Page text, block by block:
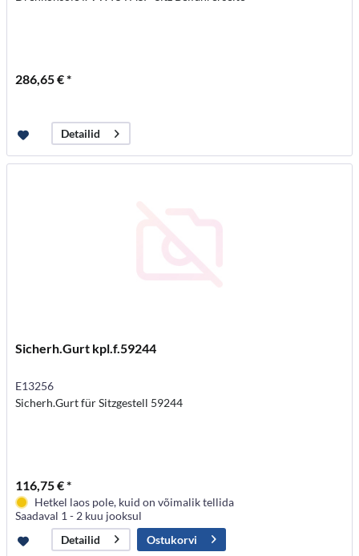
286,65 € *
Detailid
Sicherh.Gurt kpl.f.59244
E13256
Sicherh.Gurt für Sitzgestell 59244
116,75 € *
Hetkel laos pole, kuid on võimalik tellida
Saadaval 1 - 2 kuu jooksul
Detailid
Ostukorvi